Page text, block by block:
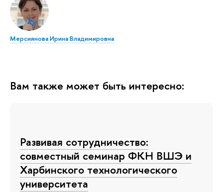
Мерсиянова Ирина Владимировна
Вам также может быть интересно:
Развивая сотрудничество:
совместный семинар ФКН ВШЭ и
Харбинского технологического
университета